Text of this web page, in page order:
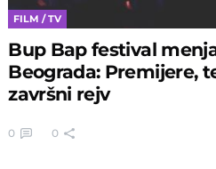
FILM / TV
Bup Bap festival
Beograda: Premijere,
završni rejv
0 0